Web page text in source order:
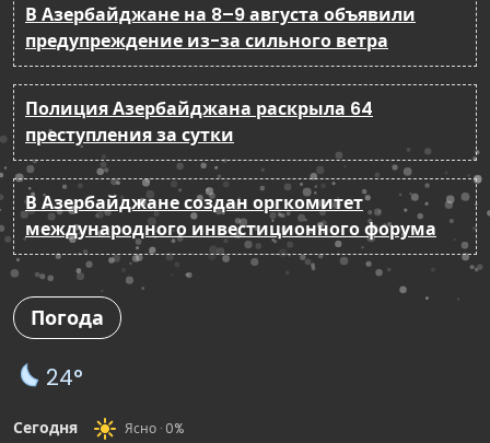
В Азербайджане на 8–9 августа объявили
предупреждение из-за сильного ветра
Полиция Азербайджана раскрыла 64
преступления за сутки
В Азербайджане создан оргкомитет
международного инвестиционного форума
Погода
24°
Сегодня Ясно · 0%